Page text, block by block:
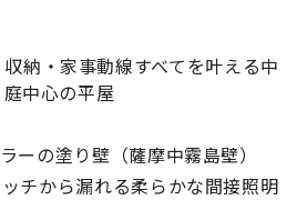
ーの塗り壁（薩摩中霧島壁）
チから漏れる柔らかな間接照明